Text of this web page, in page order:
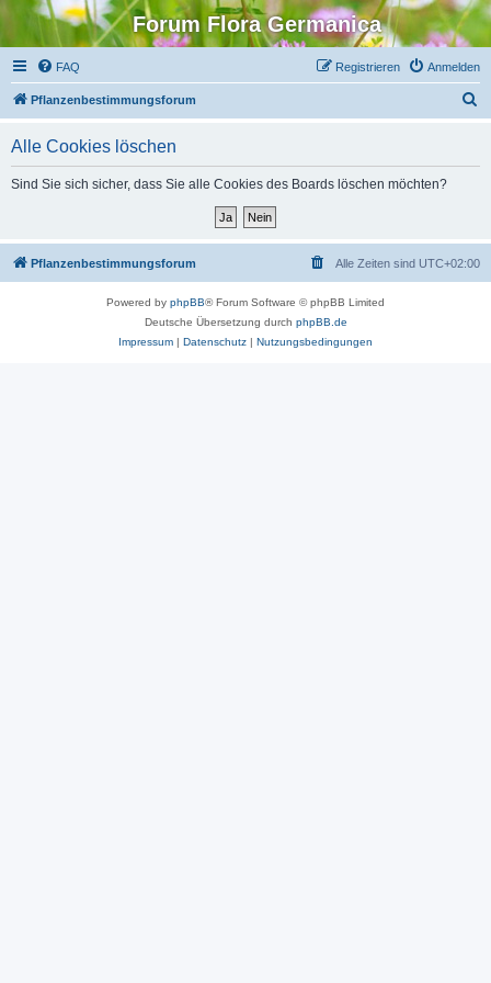
Forum Flora Germanica
FAQ Anmelden
Registrieren
Pflanzenbestimmungsforum
Alle Cookies löschen
Sind Sie sich sicher, dass Sie alle Cookies des Boards löschen möchten?
Pflanzenbestimmungsforum Alle Zeiten sind UTC+02:00
Powered by phpBB® Forum Software © phpBB Limited
Deutsche Übersetzung durch phpBB.de
Impressum | Datenschutz | Nutzungsbedingungen